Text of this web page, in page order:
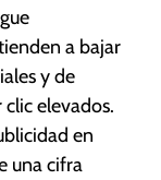
a bajar
y de
elevados.
en
una cifra